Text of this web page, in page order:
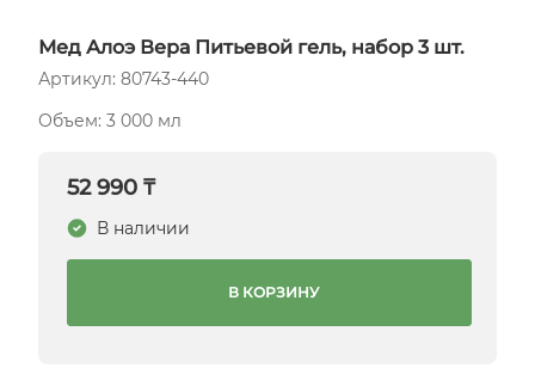
Мед Алоэ Вера Питьевой гель, набор 3 шт.
Артикул: 80743-440
Объем: 3 000 мл
52 990 ₸
В наличии
В КОРЗИНУ